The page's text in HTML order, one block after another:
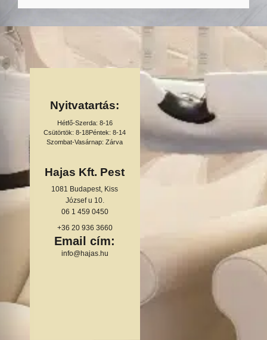
Nyitvatartás:
Hétfő-Szerda: 8-16
Csütörtök: 8-18Péntek: 8-14
Szombat-Vasárnap: Zárva
Hajas Kft. Pest
1081 Budapest, Kiss
József u 10.
06 1 459 0450
+36 20 936 3660
Email cím:
info@hajas.hu